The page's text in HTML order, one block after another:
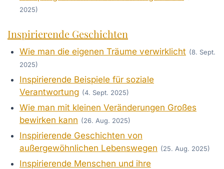
2025)
Inspirierende Geschichten
Wie man die eigenen Träume verwirklicht (8. Sept.
2025)
Inspirierende Beispiele für soziale
Verantwortung (4. Sept. 2025)
Wie man mit kleinen Veränderungen Großes
bewirken kann (26. Aug. 2025)
Inspirierende Geschichten von
außergewöhnlichen Lebenswegen (25. Aug. 2025)
Inspirierende Menschen und ihre